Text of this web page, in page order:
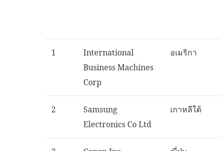
1
International
Business Machines
Corp
อเมริกา
2
Samsung
Electronics Co Ltd
เกาหลีใต้